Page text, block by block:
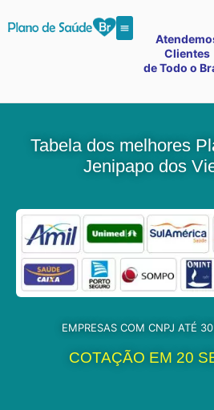
Clientes
de Todo o
Tabela dos melhores
Jenipapo dos
EMPRESAS COM CNPJ ATÉ
COTAÇÃO EM 20